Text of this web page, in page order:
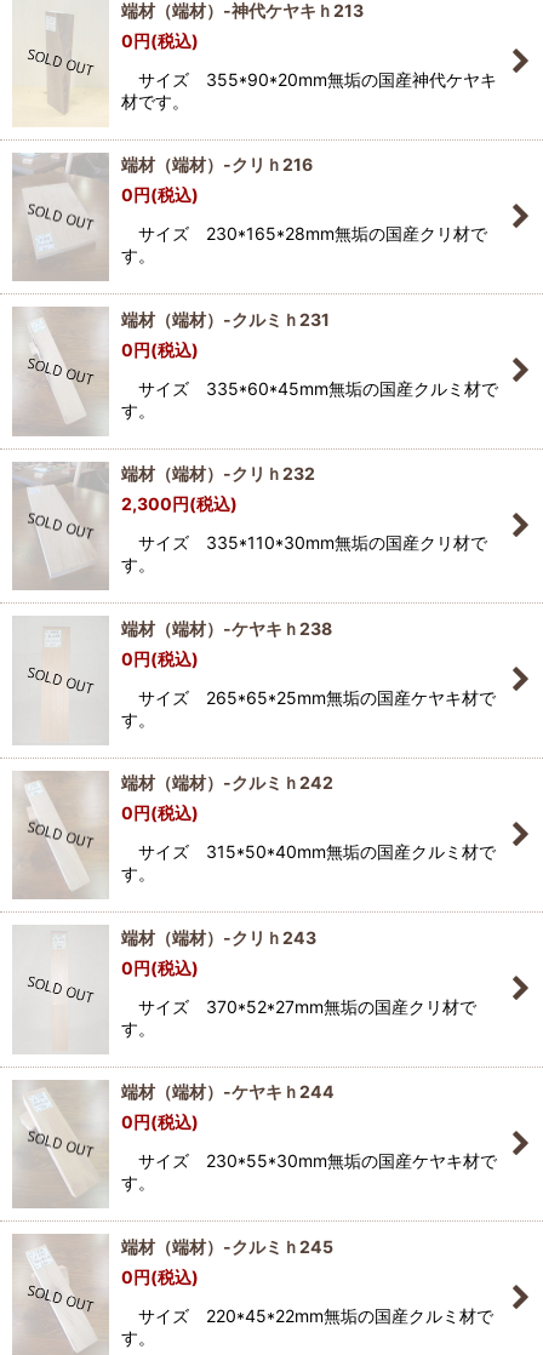
端材（端材）-神代ケヤキｈ213
0円(税込)
サイズ 355*90*20mm無垢の国産神代ケヤキ
材です。
端材（端材）-クリｈ216
0円(税込)
サイズ 230*165*28mm無垢の国産クリ材で
す。
端材（端材）-クルミｈ231
0円(税込)
サイズ 335*60*45mm無垢の国産クルミ材で
す。
端材（端材）-クリｈ232
2,300円(税込)
サイズ 335*110*30mm無垢の国産クリ材で
す。
端材（端材）-ケヤキｈ238
0円(税込)
サイズ 265*65*25mm無垢の国産ケヤキ材で
す。
端材（端材）-クルミｈ242
0円(税込)
サイズ 315*50*40mm無垢の国産クルミ材で
す。
端材（端材）-クリｈ243
0円(税込)
サイズ 370*52*27mm無垢の国産クリ材で
す。
端材（端材）-ケヤキｈ244
0円(税込)
サイズ 230*55*30mm無垢の国産ケヤキ材で
す。
端材（端材）-クルミｈ245
0円(税込)
サイズ 220*45*22mm無垢の国産クルミ材で
す。